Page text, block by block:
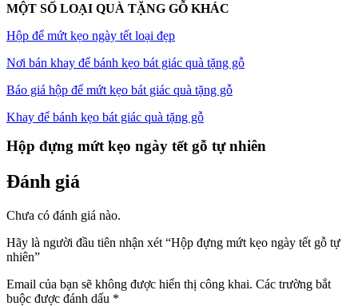
MỘT SỐ LOẠI QUÀ TẶNG GỖ KHÁC
Hộp để mứt kẹo ngày tết loại đẹp
Nơi bán khay để bánh kẹo bát giác quà tặng gỗ
Báo giá hộp để mứt kẹo bát giác quà tặng gỗ
Khay để bánh kẹo bát giác quà tặng gỗ
Hộp đựng mứt kẹo ngày tết gỗ tự nhiên
Đánh giá
Chưa có đánh giá nào.
Hãy là người đầu tiên nhận xét “Hộp đựng mứt kẹo ngày tết gỗ tự
nhiên”
Email của bạn sẽ không được hiển thị công khai. Các trường bắt
buộc được đánh dấu *